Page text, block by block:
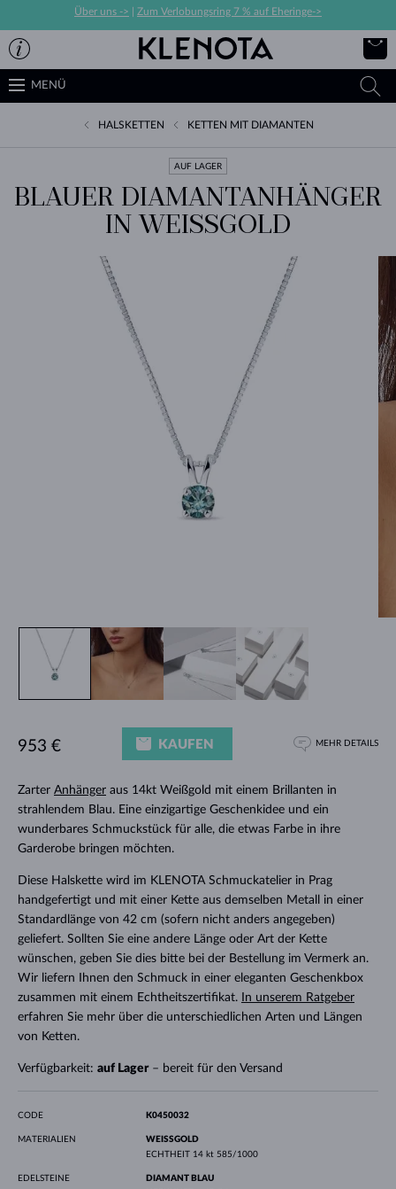
Über uns -> Zum Verlobungsring 7 % auf Eheringe->
MENÜ
HALSKETTEN KETTEN MIT DIAMANTEN
AUF LAGER
BLAUER DIAMANTANHÄNGER
IN WEISSGOLD
Zarter Anhängeraus 14kt Weißgold mit einem Brillanten in
strahlendem Blau. Eine einzigartige Geschenkidee und ein
wunderbares Schmuckstück für alle, die etwas Farbe in ihre
Garderobe bringen möchten.
Diese Halskette wird im KLENOTA Schmuckatelier in Prag
handgefertigt und mit einer Kette aus demselben Metall in einer
Standardlänge von 42 cm (sofern nicht anders angegeben)
geliefert. Sollten Sie eine andere Länge oder Art der Kette
wünschen, geben Sie dies bitte bei der Bestellung im Vermerk an.
Wir liefern Ihnen den Schmuck in einer eleganten Geschenkbox
zusammen mit einem Echtheitszertifikat.
In unserem Ratgeber
erfahren Sie mehr über die unterschiedlichen Arten und Längen
von Ketten.
Verfügbarkeit: auf Lager– bereit für den Versand
953 € KAUFEN MEHR DETAILS
CODE K0450032
MATERIALIEN
WEISSGOLD
ECHTHEIT 14 kt 585/1000
EDELSTEINE
DIAMANT BLAU